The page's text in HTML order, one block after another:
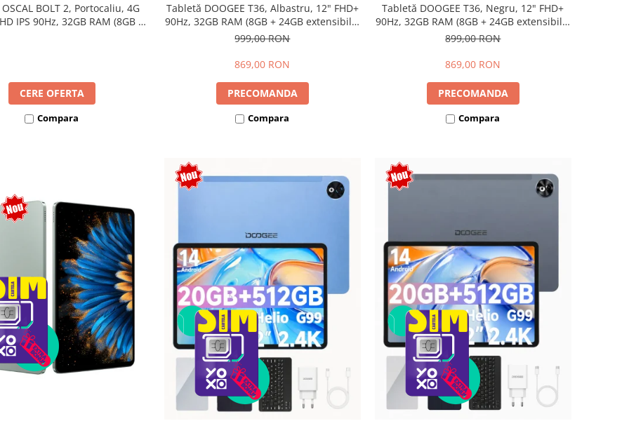
BOLT 2, Portocaliu, 4G
IPS 90Hz, 32GB RAM (8GB +
CERE OFERTA
Compara
Tabletă DOOGEE T36, Albastru, 12" FHD+
90Hz, 32GB RAM (8GB + 24GB extensibili),
256GB, Android 15, 8800mAh, Dual SIM
999,00 RON
869,00 RON
PRECOMANDA
Compara
Tabletă DOOGEE T36, Negru, 12" FHD+
90Hz, 32GB RAM (8GB + 24GB extensibili),
256GB, Android 15, 8800mAh, Dual SIM
899,00 RON
869,00 RON
PRECOMANDA
Compara